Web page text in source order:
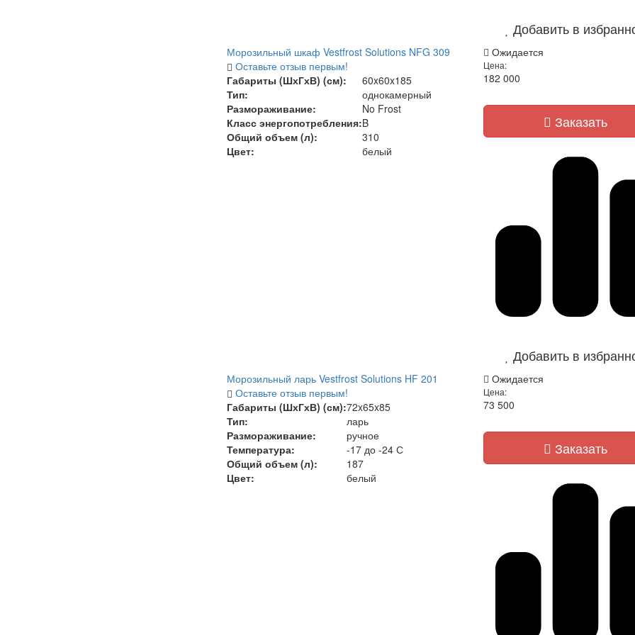
Добавить в
Морозильный шкаф Vestfrost Solutions NFG 309
Оставьте отзыв первым!
Габариты (ШхГхВ) (см):
60x60x185
Тип:
однокамерный
Размораживание:
No Frost
Класс энергопотребления:B
Общий объем (л):
310
Цвет:
белый
Ожидается
Цена:
182 000
Заказать
Добавить в
Морозильный ларь Vestfrost Solutions HF 201
Оставьте отзыв первым!
Габариты (ШхГхВ) (см):72x65x85
Тип:
ларь
Размораживание:
ручное
Температура:
-17 до -24 С
Общий объем (л):
187
Цвет:
белый
Ожидается
Цена:
73 500
Заказать